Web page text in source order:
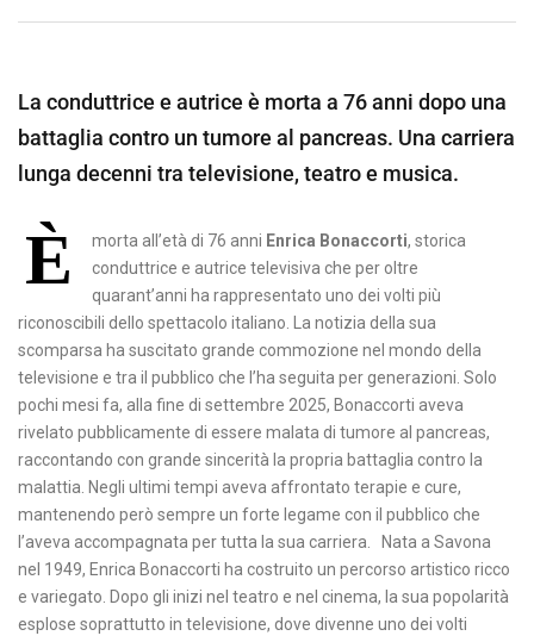
La conduttrice e autrice è morta a 76 anni dopo una
battaglia contro un tumore al pancreas. Una carriera
lunga decenni tra televisione, teatro e musica.
È morta all’età di 76 anni Enrica Bonaccorti, storica
conduttrice e autrice televisiva che per oltre
quarant’anni ha rappresentato uno dei volti più
riconoscibili dello spettacolo italiano. La notizia della sua
scomparsa ha suscitato grande commozione nel mondo della
televisione e tra il pubblico che l’ha seguita per generazioni. Solo
pochi mesi fa, alla fine di settembre 2025, Bonaccorti aveva
rivelato pubblicamente di essere malata di tumore al pancreas,
raccontando con grande sincerità la propria battaglia contro la
malattia. Negli ultimi tempi aveva affrontato terapie e cure,
mantenendo però sempre un forte legame con il pubblico che
l’aveva accompagnata per tutta la sua carriera. Nata a Savona
nel 1949, Enrica Bonaccorti ha costruito un percorso artistico ricco
e variegato. Dopo gli inizi nel teatro e nel cinema, la sua popolarità
esplose soprattutto in televisione, dove divenne uno dei volti